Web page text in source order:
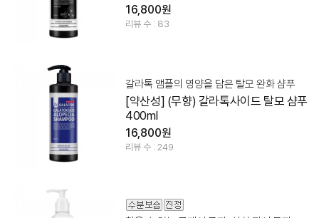
16,800원
리뷰 수 : 83
갈라톡 앰플의 영양을 담은 탈모 완화 샴푸
[약산성] (무향) 갈라톡사이드 탈모 샴푸
400ml
16,800원
리뷰 수 : 249